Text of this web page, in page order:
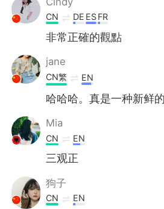
CN DE ESFR
非常正確的觀點
jane
CN繁 EN
哈哈哈。真是一种新鲜
Mia
CN EN
三观正
狗子
CN EN